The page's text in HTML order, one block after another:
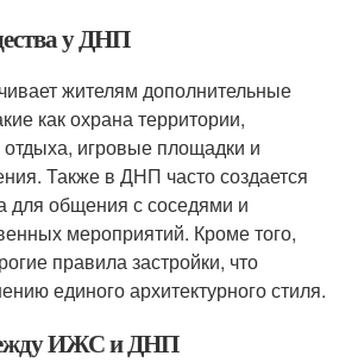
у ДНП
жителям дополнительные
как охрана территории,
игровые площадки и
Также в ДНП часто создается
для общения с соседями и
мероприятий. Кроме того,
правила застройки, что
единого архитектурного стиля.
ИЖС и ДНП